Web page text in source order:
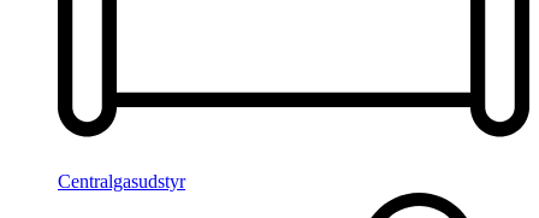
Centralgasudstyr